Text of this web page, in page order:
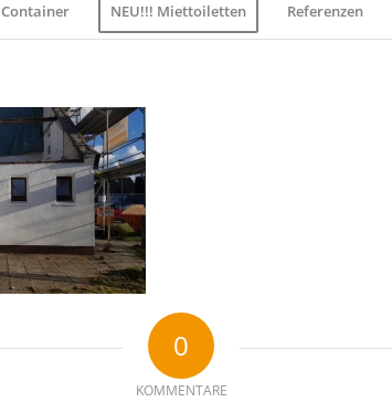
Container NEU!!! Miettoiletten Referenzen
0
KOMMENTARE